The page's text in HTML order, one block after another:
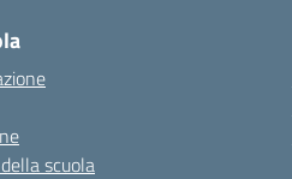
scuola